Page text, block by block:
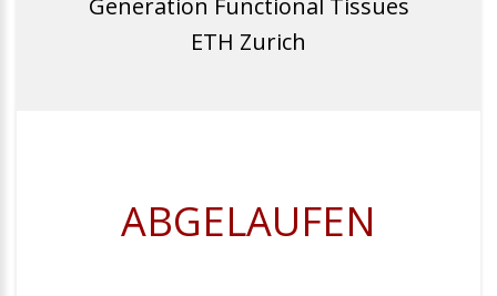
Generation Functional Tissues
ETH Zurich
ABGELAUFEN